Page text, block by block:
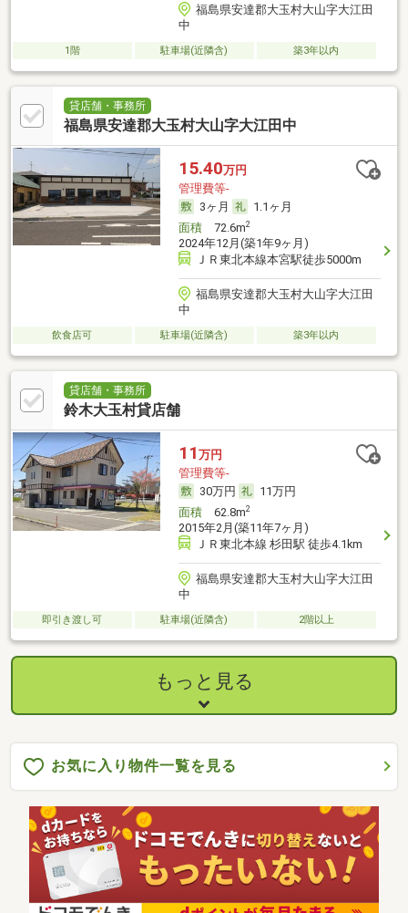
福島県安達郡大玉村大山字大江田
中
1階 駐車場(近隣含) 築3年以内
貸店舗・事務所
福島県安達郡大玉村大山字大江田中
15.40万円
管理費等-
3ヶ月
1.1ヶ月
面積72.6m2
2024年12月(築1年9ヶ月)
ＪＲ東北本線本宮駅徒歩5000m
福島県安達郡大玉村大山字大江田
中
飲食店可 駐車場(近隣含) 築3年以内
貸店舗・事務所
鈴木大玉村貸店舗
11 万円
管理費等-
30万円
11万円
面積62.8m2
2015年2月(築11年7ヶ月)
ＪＲ東北本線 杉田駅 徒歩4.1km
福島県安達郡大玉村大山字大江田
中
即引き渡し可 駐車場(近隣含) 2階以上
もっと見る
お気に入り物件一覧を見る